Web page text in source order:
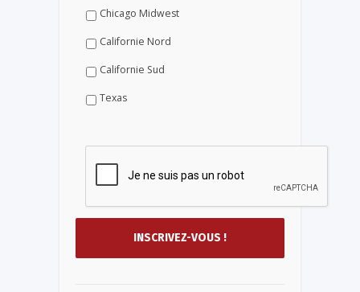
Chicago Midwest
Californie Nord
Californie Sud
Texas